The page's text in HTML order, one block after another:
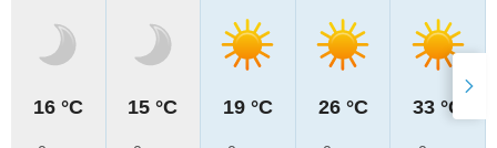
16 °C 15 °C 19 °C 26 °C 33 °C